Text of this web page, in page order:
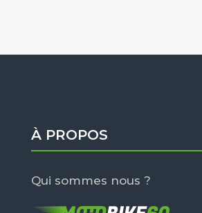
À PROPOS
Qui sommes nous ?